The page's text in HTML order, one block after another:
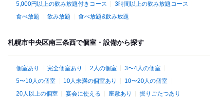
5,000円以上の飲み放題付きコース
3時間以上の飲み放題コース
食べ放題
飲み放題 食べ放題&飲み放題
札幌市中央区南三条西で個室・設備から探す
個室あり 完全個室あり 2人の個室
3〜4人の個室
5〜10人の個室
10人未満の個室あり
10〜20人の個室
20人以上の個室
宴会に使える 座敷あり 掘りごたつあり